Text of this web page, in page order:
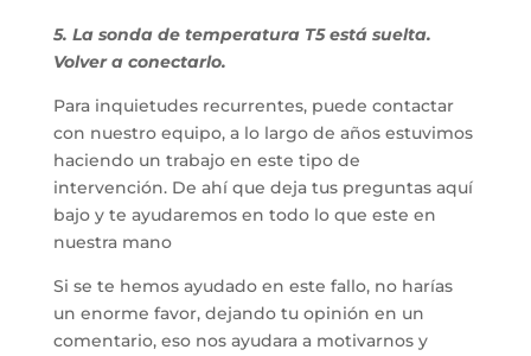
5. La sonda de temperatura T5 está suelta.
Volver a conectarlo.
Para inquietudes recurrentes, puede contactar
con nuestro equipo, a lo largo de años estuvimos
haciendo un trabajo en este tipo de
intervención. De ahí que deja tus preguntas aquí
bajo y te ayudaremos en todo lo que este en
nuestra mano
Si se te hemos ayudado en este fallo, no harías
un enorme favor, dejando tu opinión en un
comentario, eso nos ayudara a motivarnos y